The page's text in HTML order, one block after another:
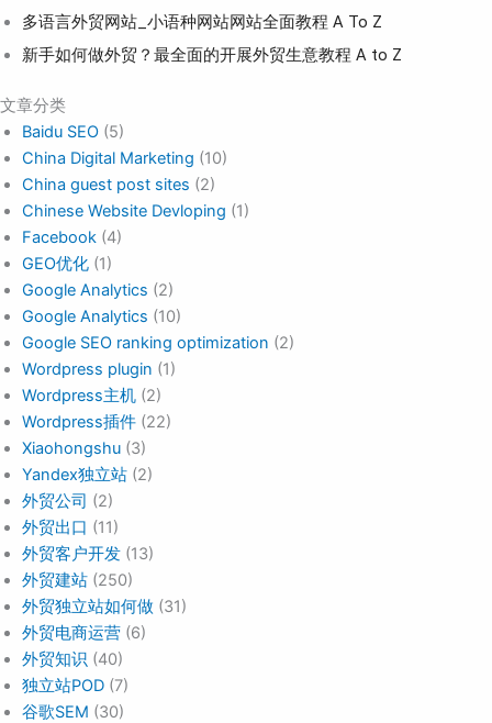
多语言外贸网站_小语种网站网站全面教程 A To Z
新手如何做外贸？最全面的开展外贸生意教程 A to Z
文章分类
Baidu SEO (5)
China Digital Marketing (10)
China guest post sites (2)
Chinese Website Devloping (1)
Facebook (4)
GEO优化 (1)
Google Analytics (2)
Google Analytics (10)
Google SEO ranking optimization (2)
Wordpress plugin (1)
Wordpress主机 (2)
Wordpress插件 (22)
Xiaohongshu (3)
Yandex独立站 (2)
外贸公司 (2)
外贸出口 (11)
外贸客户开发 (13)
外贸建站 (250)
外贸独立站如何做 (31)
外贸电商运营 (6)
外贸知识 (40)
独立站POD (7)
谷歌SEM (30)